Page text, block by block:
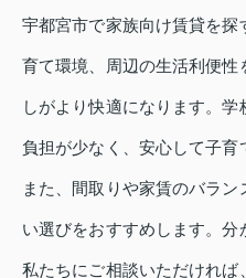
宇都宮市で家族向け賃貸を
育て環境、周辺の生活利便性
しがより快適になります。
負担が少なく、安心して子育
また、間取りや家賃のバラ
い選びをおすすめします。分
私たちにご相談いただければ